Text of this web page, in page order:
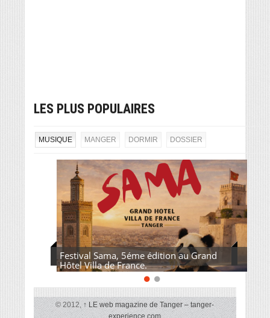
LES PLUS POPULAIRES
MUSIQUE MANGER DORMIR DOSSIER
Festival Sama, 5éme édition au Grand
Hôtel Villa de France.
© 2012,↑ LE web magazine de Tanger – tanger-
experience.com